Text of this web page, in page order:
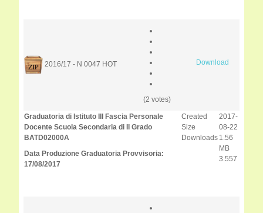
2016/17 - N 0047 HOT
(2 votes)
Download
Graduatoria di Istituto III Fascia Personale
Docente Scuola Secondaria di II Grado
BATD02000A
Data Produzione Graduatoria Provvisoria:
17/08/2017
Created
Size
Downloads
2017-
08-22
1.56
MB
3.557